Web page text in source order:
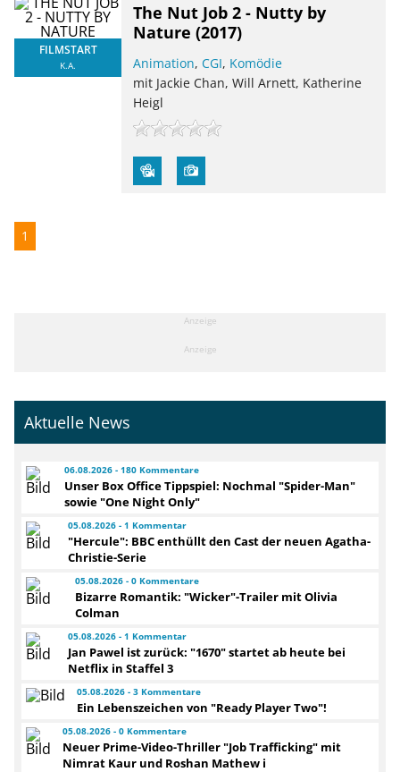
FILMSTART
K.A.
The Nut Job 2 - Nutty by
Nature (2017)
Animation,CGI, Komödie
mit Jackie Chan, Will Arnett, Katherine
Heigl
1
Anzeige
Anzeige
Aktuelle News
06.08.2026 - 180 Kommentare
Unser Box Office Tippspiel: Nochmal "Spider-Man"
sowie "One Night Only"
05.08.2026 - 1 Kommentar
"Hercule": BBC enthüllt den Cast der neuen Agatha-
Christie-Serie
05.08.2026 - 0 Kommentare
Bizarre Romantik: "Wicker"-Trailer mit Olivia
Colman
05.08.2026 - 1 Kommentar
Jan Pawel ist zurück: "1670" startet ab heute bei
Netflix in Staffel 3
05.08.2026 - 3 Kommentare
Ein Lebenszeichen von "Ready Player Two"!
05.08.2026 - 0 Kommentare
Neuer Prime-Video-Thriller "Job Trafficking" mit
Nimrat Kaur und Roshan Mathew i